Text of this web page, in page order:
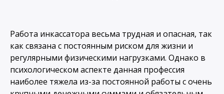
Работа инкассатора весьма трудная и опасная, так
как связана с постоянным риском для жизни и
регулярными физическими нагрузками. Однако в
психологическом аспекте данная профессия
наиболее тяжела из-за постоянной работы с очень